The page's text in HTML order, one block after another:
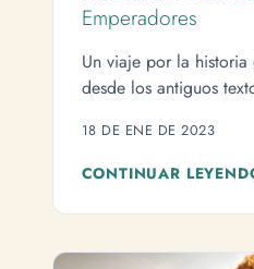
Emperadores
Un viaje por la
desde los antiguos
18 DE ENE DE 2023
CONTINUAR